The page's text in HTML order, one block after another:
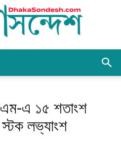
Sondeshএ ১৫ শতাংশ
লভ্যাংশ